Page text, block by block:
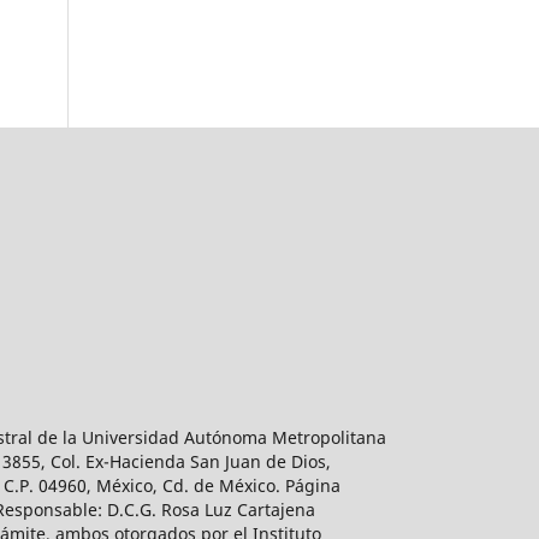
de la Universidad Autónoma Metropolitana
Col. Ex-Hacienda San Juan de Dios,
04960, México, Cd. de México. Página
D.C.G. Rosa Luz Cartajena
ambos otorgados por el Instituto